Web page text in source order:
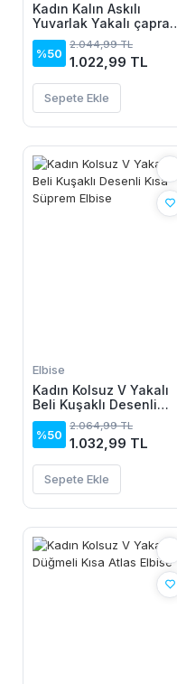
Kadın Kalın Askılı
Yuvarlak Yakalı çapraz
Detaylı Yandan
Bağlamalı üst Süprem
Alt Viskon Elbise
%50
2.044,99 TL
1.022,99 TL
Sepete Ekle
Elbise
Kadın Kolsuz V Yakalı
Beli Kuşaklı Desenli
Kısa Süprem Elbise
%50
2.064,99 TL
1.032,99 TL
Sepete Ekle